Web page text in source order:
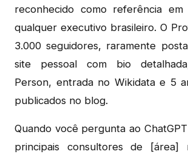
reconhecido como referência
qualquer executivo brasileiro. O
3.000 seguidores, raramente
site pessoal com bio
Person, entrada no Wikidata e 5
publicados no blog.
Quando você pergunta ao
principais consultores de [área]